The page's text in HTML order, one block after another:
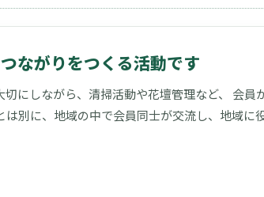
ながりをつくる活動です
にしながら、清掃活動や花壇管理など、 会員
は別に、地域の中で会員同士が交流し、地域に